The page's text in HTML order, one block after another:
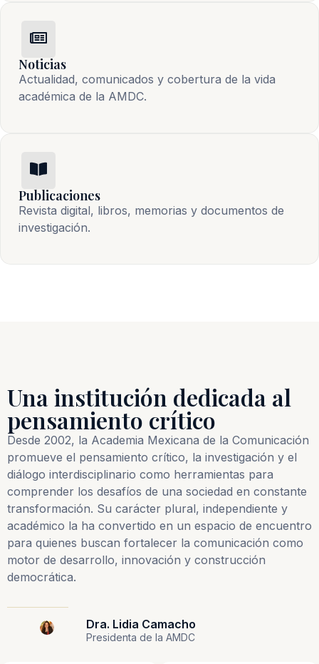
Noticias
Actualidad, comunicados y cobertura de la vida
académica de la AMDC.
Publicaciones
Revista digital, libros, memorias y documentos de
investigación.
Una institución dedicada al
pensamiento crítico
Desde 2002, la Academia Mexicana de la Comunicación
promueve el pensamiento crítico, la investigación y el
diálogo interdisciplinario como herramientas para
comprender los desafíos de una sociedad en constante
transformación. Su carácter plural, independiente y
académico la ha convertido en un espacio de encuentro
para quienes buscan fortalecer la comunicación como
motor de desarrollo, innovación y construcción
democrática.
Dra. Lidia Camacho
Presidenta de la AMDC